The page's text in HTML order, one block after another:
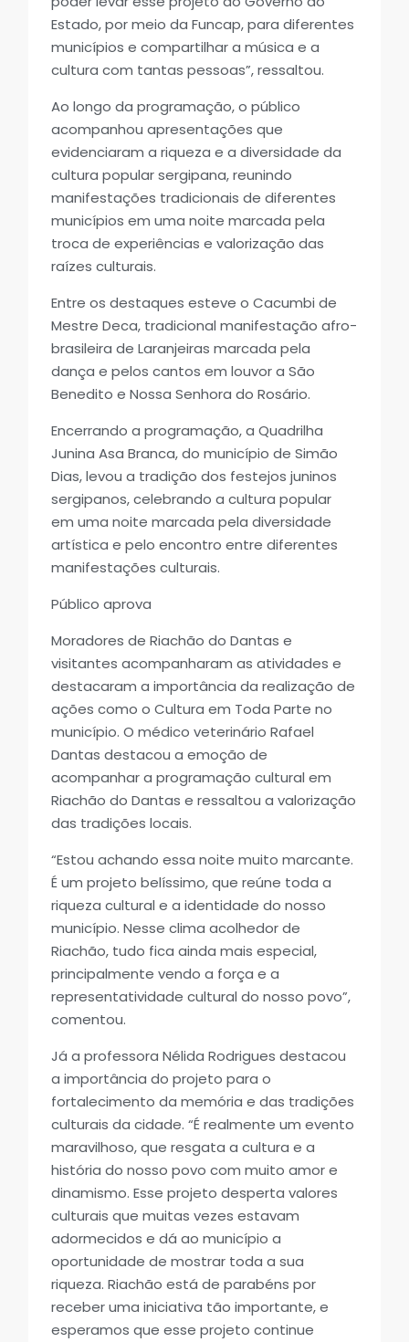
Estado, por meio da Funcap, para diferentes
municípios e compartilhar a música e a
cultura com tantas pessoas”, ressaltou.
Ao longo da programação, o público
acompanhou apresentações que
evidenciaram a riqueza e a diversidade da
cultura popular sergipana, reunindo
manifestações tradicionais de diferentes
municípios em uma noite marcada pela
troca de experiências e valorização das
raízes culturais.
Entre os destaques esteve o Cacumbi de
Mestre Deca, tradicional manifestação afro-
brasileira de Laranjeiras marcada pela
dança e pelos cantos em louvor a São
Benedito e Nossa Senhora do Rosário.
Encerrando a programação, a Quadrilha
Junina Asa Branca, do município de Simão
Dias, levou a tradição dos festejos juninos
sergipanos, celebrando a cultura popular
em uma noite marcada pela diversidade
artística e pelo encontro entre diferentes
manifestações culturais.
Público aprova
Moradores de Riachão do Dantas e
visitantes acompanharam as atividades e
destacaram a importância da realização de
ações como o Cultura em Toda Parte no
município. O médico veterinário Rafael
Dantas destacou a emoção de
acompanhar a programação cultural em
Riachão do Dantas e ressaltou a valorização
das tradições locais.
“Estou achando essa noite muito marcante.
É um projeto belíssimo, que reúne toda a
riqueza cultural e a identidade do nosso
município. Nesse clima acolhedor de
Riachão, tudo fica ainda mais especial,
principalmente vendo a força e a
representatividade cultural do nosso povo”,
comentou.
Já a professora Nélida Rodrigues destacou
a importância do projeto para o
fortalecimento da memória e das tradições
culturais da cidade. “É realmente um evento
maravilhoso, que resgata a cultura e a
história do nosso povo com muito amor e
dinamismo. Esse projeto desperta valores
culturais que muitas vezes estavam
adormecidos e dá ao município a
oportunidade de mostrar toda a sua
riqueza. Riachão está de parabéns por
receber uma iniciativa tão importante, e
esperamos que esse projeto continue